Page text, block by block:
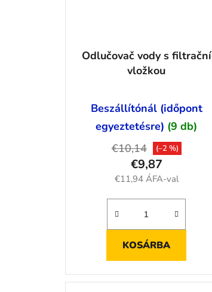
Odlučovač vody s filtrační
vložkou
Beszállítónál (időpont
egyeztetésre) (9 db)
€11,94 ÁFA-val
€9,87
€10,14 (–2 %)
KOSÁRBA